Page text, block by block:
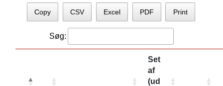
Copy CSV Excel PDF Print
Søg:
Set
af
(ud